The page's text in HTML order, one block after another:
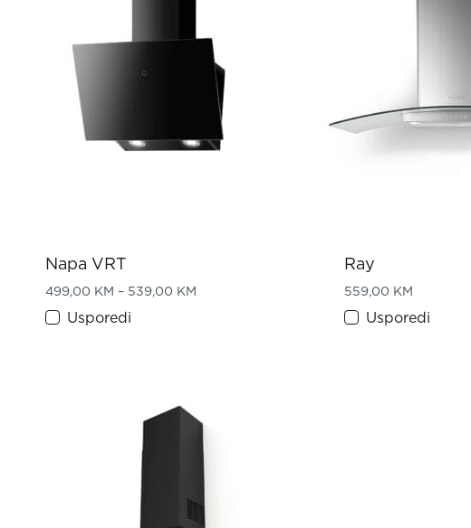
Napa VRT
499,00 KM – 539,00 KM Price range: 499,00 KM through 539,00 KM
Usporedi
Ray
559,00 KM
Usporedi